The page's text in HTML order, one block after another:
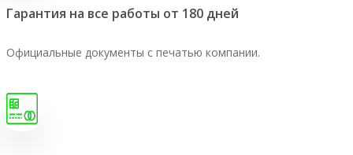
Гарантия на все работы от 180 дней
Официальные документы с печатью компании.